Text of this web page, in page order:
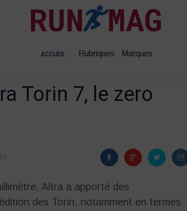
ACCUEIL Rubriques Marques
Torin 7, le zero
Altra a apporté des
des Torin, notamment en termes